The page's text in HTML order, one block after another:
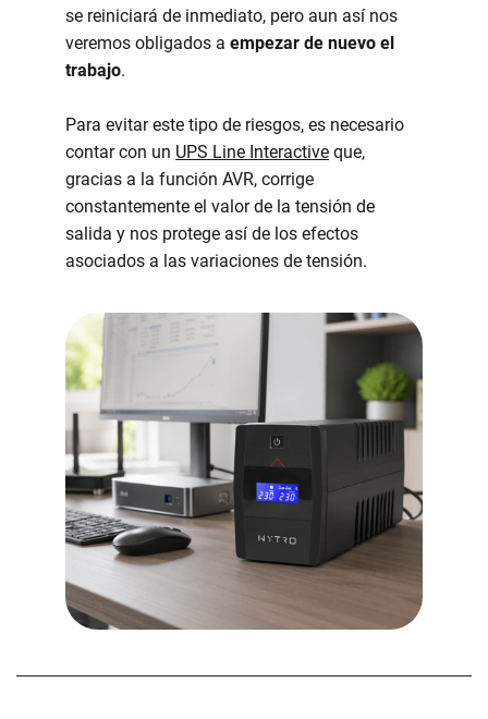
se reiniciará de inmediato, pero aun así nos
veremos obligados a empezar de nuevo el
trabajo.
Para evitar este tipo de riesgos, es necesario
contar con un UPS Line Interactive que,
gracias a la función AVR, corrige
constantemente el valor de la tensión de
salida y nos protege así de los efectos
asociados a las variaciones de tensión.